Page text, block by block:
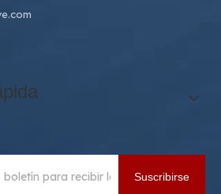
Suscribirse